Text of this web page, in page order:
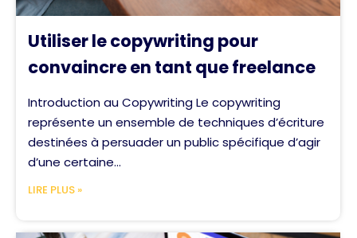
Utiliser le copywriting pour
convaincre en tant que freelance
Introduction au Copywriting Le copywriting
représente un ensemble de techniques d’écriture
destinées à persuader un public spécifique d’agir
d’une certaine...
LIRE PLUS »